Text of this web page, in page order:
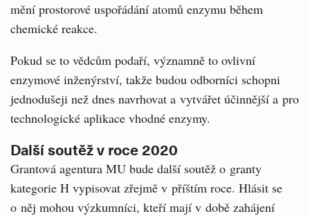
mění prostorové uspořádání atomů enzymu během
chemické reakce.
Pokud se to vědcům podaří, významně to ovlivní
enzymové inženýrství, takže budou odborníci schopni
jednodušeji než dnes navrhovat a vytvářet účinnější a pro
technologické aplikace vhodné enzymy.
Další soutěž v roce 2020
Grantová agentura MU bude další soutěž o granty
kategorie H vypisovat zřejmě v příštím roce. Hlásit se
o něj mohou výzkumníci, kteří mají v době zahájení